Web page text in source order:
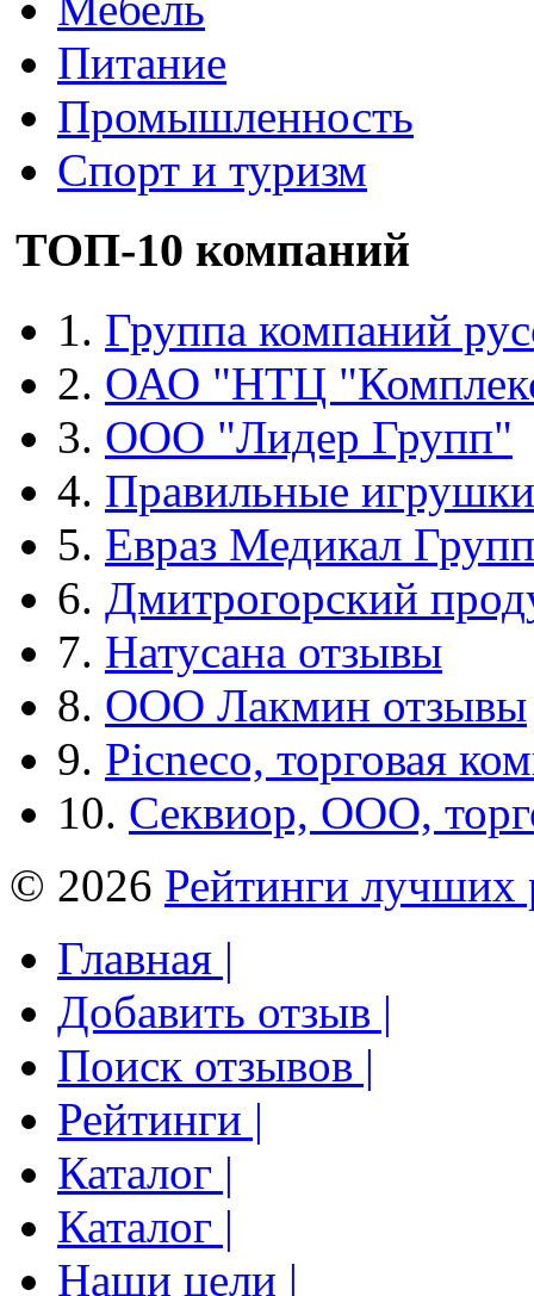
Питание
Промышленность
Спорт и туризм
ТОП-10 компаний
1. Группа компаний
2. ОАО "НТЦ
3. ООО "Лидер Групп"
4. Правильные игрушки
5. Евраз Медикал Групп
6. Дмитрогорский
7. Натусана отзывы
8. ООО Лакмин отзывы
9. Picneco, торговая
10. Секвиор, ООО,
© 2026 Рейтинги лучших
Главная |
Добавить отзыв |
Поиск отзывов |
Рейтинги |
Каталог |
Каталог |
Наши цели |